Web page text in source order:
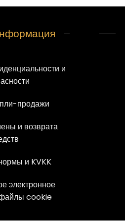
и
продажи
и возврата
и KVKK
электронное
cookie